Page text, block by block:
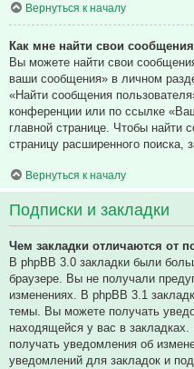
Вернуться к началу
Как мне найти свои
Вы можете найти свои
ваши сообщения» в личном
«Найти сообщения
конференции или по ссылке
главной странице. Чтобы найти
страницу расширенного поиска,
Вернуться к началу
Подписки и закладки
Чем закладки отличаются от
В phpBB 3.0 закладки были
браузере. Вы не получали
изменениях. В phpBB 3.1
темы. Вы можете получать
находящейся у вас в
получать уведомления об
уведомлений для закладок и